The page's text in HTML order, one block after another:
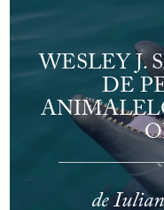
WESLEY J.
DE
de